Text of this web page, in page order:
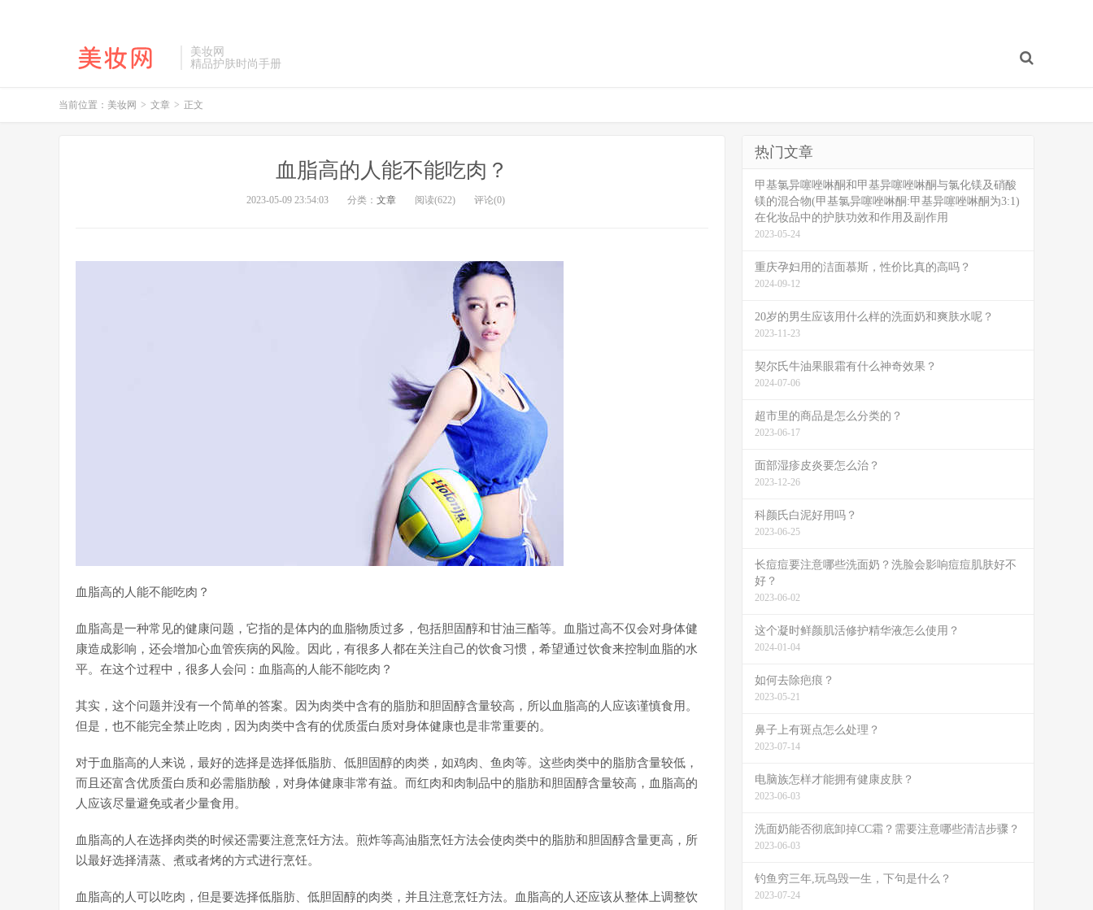
美妆网
精品护肤时尚手册
当前位置： 美妆网 > 文章 > 正文
血脂高的人能不能吃肉？
2023-05-09 23:54:03 分类： 文章 阅读(622) 评论(0)
血脂高的人能不能吃肉？
血脂高是一种常见的健康问题，它指的是体内的血脂物质过多，包括胆固醇和甘油三酯等。血脂过高不仅会对身体健
康造成影响，还会增加心血管疾病的风险。因此，有很多人都在关注自己的饮食习惯，希望通过饮食来控制血脂的水
平。在这个过程中，很多人会问：血脂高的人能不能吃肉？
其实，这个问题并没有一个简单的答案。因为肉类中含有的脂肪和胆固醇含量较高，所以血脂高的人应该谨慎食用。
但是，也不能完全禁止吃肉，因为肉类中含有的优质蛋白质对身体健康也是非常重要的。
对于血脂高的人来说，最好的选择是选择低脂肪、低胆固醇的肉类，如鸡肉、鱼肉等。这些肉类中的脂肪含量较低，
而且还富含优质蛋白质和必需脂肪酸，对身体健康非常有益。而红肉和肉制品中的脂肪和胆固醇含量较高，血脂高的
人应该尽量避免或者少量食用。
血脂高的人在选择肉类的时候还需要注意烹饪方法。煎炸等高油脂烹饪方法会使肉类中的脂肪和胆固醇含量更高，所
以最好选择清蒸、煮或者烤的方式进行烹饪。
血脂高的人可以吃肉，但是要选择低脂肪、低胆固醇的肉类，并且注意烹饪方法。血脂高的人还应该从整体上调整饮
热门文章
甲基氯异噻唑啉酮和甲基异噻唑啉酮与氯化镁及硝酸
镁的混合物(甲基氯异噻唑啉酮:甲基异噻唑啉酮为3:1)
在化妆品中的护肤功效和作用及副作用
2023-05-24
重庆孕妇用的洁面慕斯，性价比真的高吗？
2024-09-12
20岁的男生应该用什么样的洗面奶和爽肤水呢？
2023-11-23
契尔氏牛油果眼霜有什么神奇效果？
2024-07-06
超市里的商品是怎么分类的？
2023-06-17
面部湿疹皮炎要怎么治？
2023-12-26
科颜氏白泥好用吗？
2023-06-25
长痘痘要注意哪些洗面奶？洗脸会影响痘痘肌肤好不
好？
2023-06-02
这个凝时鲜颜肌活修护精华液怎么使用？
2024-01-04
如何去除疤痕？
2023-05-21
鼻子上有斑点怎么处理？
2023-07-14
电脑族怎样才能拥有健康皮肤？
2023-06-03
洗面奶能否彻底卸掉CC霜？需要注意哪些清洁步骤？
2023-06-03
钓鱼穷三年,玩鸟毁一生，下句是什么？
2023-07-24